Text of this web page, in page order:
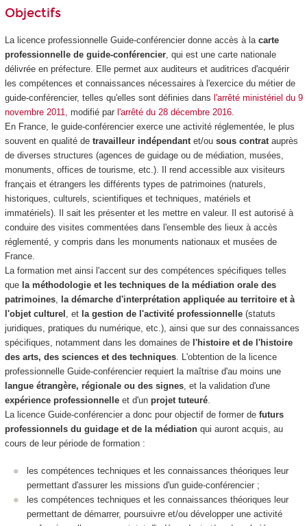
Objectifs
La licence professionnelle Guide-conférencier donne accès à la carte
professionnelle de guide-conférencier, qui est une carte nationale
délivrée en préfecture. Elle permet aux auditeurs et auditrices d'acquérir
les compétences et connaissances nécessaires à l'exercice du métier de
guide-conférencier, telles qu'elles sont définies dans l'arrêté ministériel du 9
novembre 2011 , modifié par l'arrêté du 28 décembre 2016.
En France, le guide-conférencier exerce une activité réglementée, le plus
souvent en qualité de travailleur indépendantet/ou sous contrat auprès
de diverses structures (agences de guidage ou de médiation, musées,
monuments, offices de tourisme, etc.). Il rend accessible aux visiteurs
français et étrangers les différents types de patrimoines (naturels,
historiques, culturels, scientifiques et techniques, matériels et
immatériels). Il sait les présenter et les mettre en valeur. Il est autorisé à
conduire des visites commentées dans l'ensemble des lieux à accès
réglementé, y compris dans les monuments nationaux et musées de
France.
La formation met ainsi l'accent sur des compétences spécifiques telles
que la méthodologie et les techniques de la médiation orale des
patrimoines, la démarche d'interprétation appliquée au territoire et à
l'objet culturel , et la gestion de l'activité professionnelle(statuts
juridiques, pratiques du numérique, etc.), ainsi que sur des connaissances
spécifiques, notamment dans les domaines de l'histoire et de l'histoire
des arts, des sciences et des techniques. L'obtention de la licence
professionnelle Guide-conférencier requiert la maîtrise d'au moins une
langue étrangère, régionale ou des signes, et la validation d'une
expérience professionnelleet d'un projet tuteuré.
La licence Guide-conférencier a donc pour objectif de former de futurs
professionnels du guidage et de la médiation qui auront acquis, au
cours de leur période de formation :
les compétences techniques et les connaissances théoriques leur
permettant d'assurer les missions d'un guide-conférencier ;
les compétences techniques et les connaissances théoriques leur
permettant de démarrer, poursuivre et/ou développer une activité